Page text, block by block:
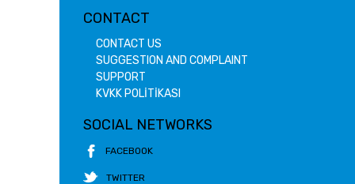
CONTACT
CONTACT US
SUGGESTION AND COMPLAINT
SUPPORT
KVKK POLİTİKASI
SOCIAL NETWORKS
FACEBOOK
TWITTER